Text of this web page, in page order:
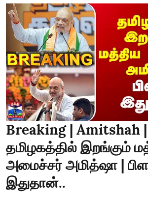
Breaking | Amitshah |
தமிழகத்தில் இறங்கும்
அமைச்சர் அமித்ஷா |
இதுதான்..